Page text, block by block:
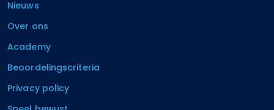
Nieuws
Over ons
Academy
Beoordelingscriteria
Privacy policy